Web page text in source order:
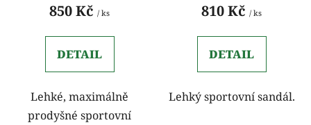
850 Kč / ks
DETAIL
Lehké, maximálně
prodyšné sportovní
810 Kč / ks
DETAIL
Lehký sportovní sandál.